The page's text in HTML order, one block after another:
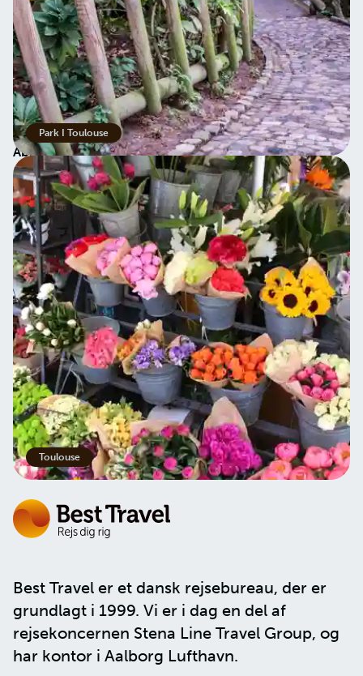
Park I Toulouse
Toulouse
Best Travel er et dansk rejsebureau, der er
grundlagt i 1999. Vi er i dag en del af
rejsekoncernen Stena Line Travel Group, og
har kontor i Aalborg Lufthavn.
Best Travel
info@besttravel.dk
70 20 98 99
Åbningstider på telefon
Man-tor: 09.00 - 16.00
Fredag: 09.00-15.00
Weekend/helligdage: Lukket
Nyhedsbrev
Om Best Travel
Information
Presse
Job hos Best Travel
Køb et gavekort
Kontakt os
Betingelser
Privatlivspolitik
Cookies